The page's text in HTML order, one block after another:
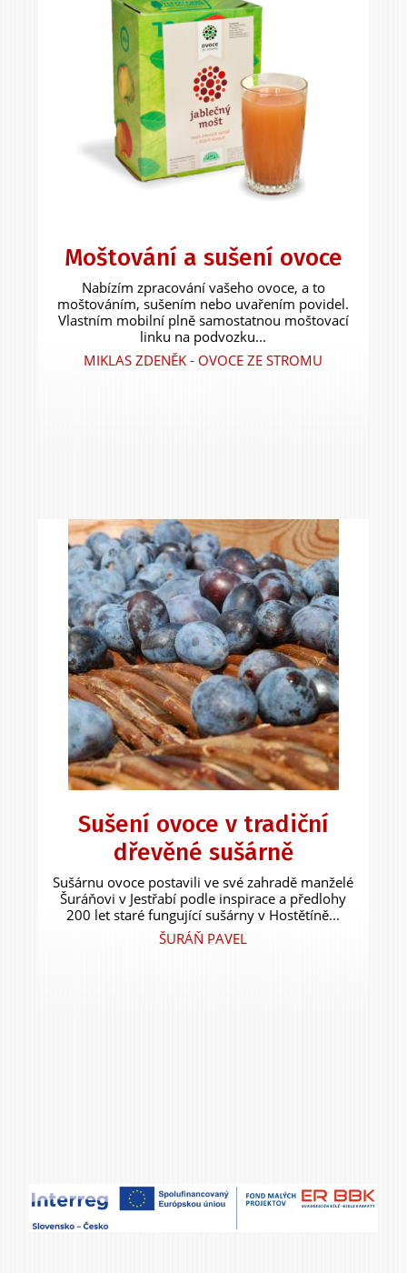
Moštování a sušení ovoce
Nabízím zpracování vašeho ovoce, a to
moštováním, sušením nebo uvařením povidel.
Vlastním mobilní plně samostatnou moštovací
linku na podvozku...
MIKLAS ZDENĚK - OVOCE ZE STROMU
Sušení ovoce v tradiční
dřevěné sušárně
Sušárnu ovoce postavili ve své zahradě manželé
Šuráňovi v Jestřabí podle inspirace a předlohy
200 let staré fungující sušárny v Hostětíně...
ŠURÁŇ PAVEL